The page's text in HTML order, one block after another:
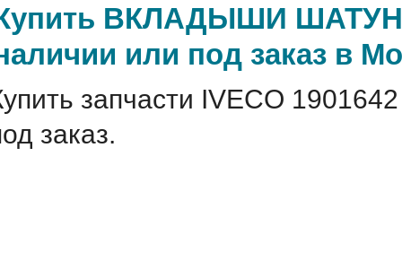
ВКЛАДЫШИ ШАТУН.-
или под заказ в
запчасти IVECO
заказ.